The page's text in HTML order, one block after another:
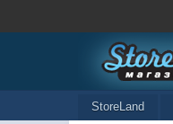
StoreLand